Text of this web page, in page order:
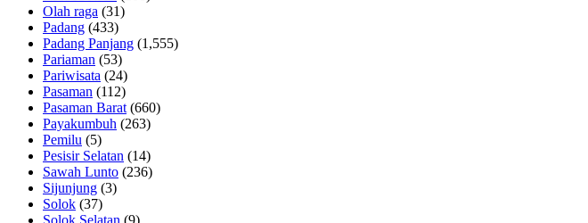
Olah raga (31)
Padang (433)
Padang Panjang (1,555)
Pariaman (53)
Pariwisata (24)
Pasaman (112)
Pasaman Barat (660)
Payakumbuh (263)
Pemilu (5)
Pesisir Selatan (14)
Sawah Lunto (236)
Sijunjung (3)
Solok (37)
Solok Selatan (9)